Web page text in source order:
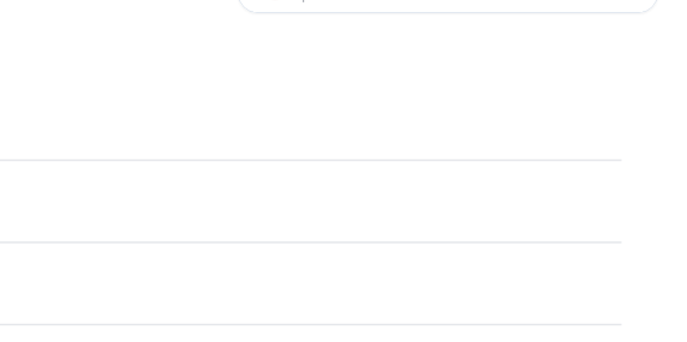
данных
1 8
сервисов